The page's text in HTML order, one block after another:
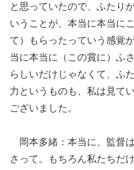
と思っていたので、ふたり
いうことが、本当に本当に
て）もらったっていう感覚
当に本当に（この賞に）ふ
らしいだけじゃなくて、ふ
力というものも、私は見て
ございました。
岡本多緒：本当に、監督
さって。もちろん私たちだ